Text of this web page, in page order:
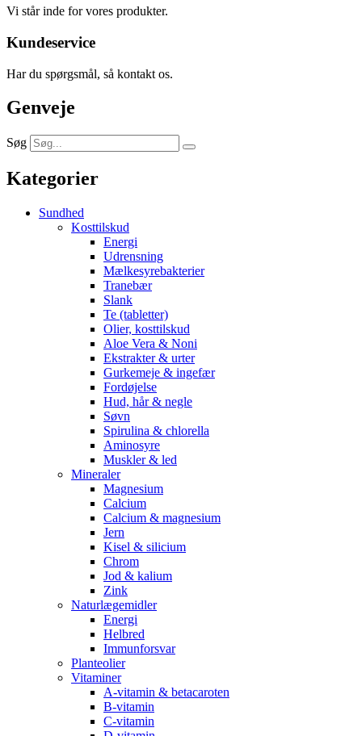
Vi står inde for vores produkter.
Kundeservice
Har du spørgsmål, så kontakt os.
Genveje
Søg
Kategorier
Sundhed
Kosttilskud
Energi
Udrensning
Mælkesyrebakterier
Tranebær
Slank
Te (tabletter)
Olier, kosttilskud
Aloe Vera & Noni
Ekstrakter & urter
Gurkemeje & ingefær
Fordøjelse
Hud, hår & negle
Søvn
Spirulina & chlorella
Aminosyre
Muskler & led
Mineraler
Magnesium
Calcium
Calcium & magnesium
Jern
Kisel & silicium
Chrom
Jod & kalium
Zink
Naturlægemidler
Energi
Helbred
Immunforsvar
Planteolier
Vitaminer
A-vitamin & betacaroten
B-vitamin
C-vitamin